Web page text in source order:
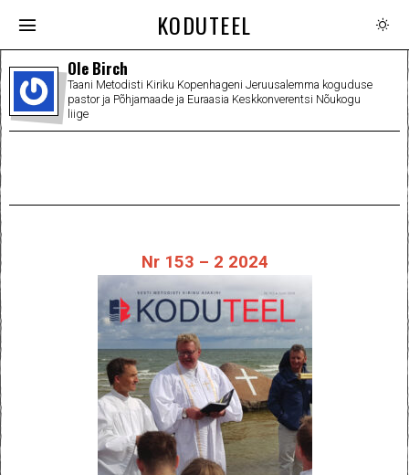
KODUTEEL
Ole Birch
Taani Metodisti Kiriku Kopenhageni Jeruusalemma koguduse
pastor ja Põhjamaade ja Euraasia Keskkonverentsi Nõukogu
liige
Nr 153 – 2 2024